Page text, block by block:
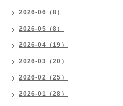
2026-06（8）
2026-05（8）
2026-04（19）
2026-03（20）
2026-02（25）
2026-01（28）